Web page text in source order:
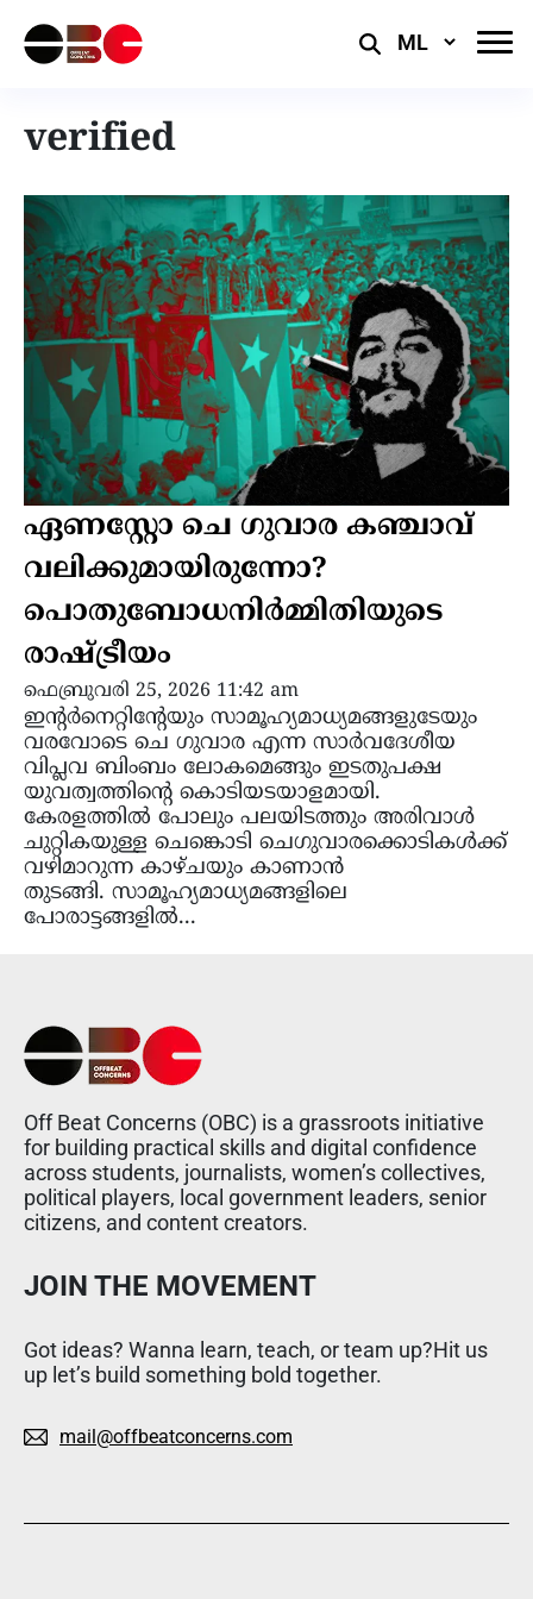
Select
verified
ഏണസ്റ്റോ ചെ ഗുവാര കഞ്ചാവ്
വലിക്കുമായിരുന്നോ?
പൊതുബോധനിർമ്മിതിയുടെ
രാഷ്ട്രീയം
ഫെബ്രുവരി 25, 2026 11:42 am
ഇന്‍റര്‍നെറ്റിന്‍റേയും സാമൂഹ്യമാധ്യമങ്ങളുടേയും
വരവോടെ ചെ ഗുവാര എന്ന സാര്‍വദേശീയ
വിപ്ലവ ബിംബം ലോകമെങ്ങും ഇടതുപക്ഷ
യുവത്വത്തിന്‍റെ കൊടിയടയാളമായി.
കേരളത്തില്‍ പോലും പലയിടത്തും അരിവാള്‍
ചുറ്റികയുള്ള ചെങ്കൊടി ചെഗുവാരക്കൊടികള്‍ക്ക്
വഴിമാറുന്ന കാഴ്ചയും കാണാന്‍
തുടങ്ങി. സാമൂഹ്യമാധ്യമങ്ങളിലെ
പോരാട്ടങ്ങളില്‍...
Off Beat Concerns (OBC) is a grassroots initiative
for building practical skills and digital confidence
across students, journalists, women’s collectives,
political players, local government leaders, senior
citizens, and content creators.
JOIN THE MOVEMENT
Got ideas? Wanna learn, teach, or team up?Hit us
up let’s build something bold together.
mail@offbeatconcerns.com